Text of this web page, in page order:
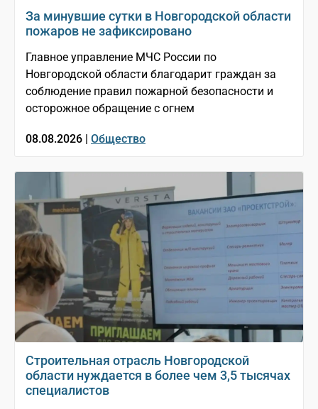
За минувшие сутки в Новгородской области
пожаров не зафиксировано
Главное управление МЧС России по
Новгородской области благодарит граждан за
соблюдение правил пожарной безопасности и
осторожное обращение с огнем
08.08.2026 | Общество
Строительная отрасль Новгородской
области нуждается в более чем 3,5 тысячах
специалистов